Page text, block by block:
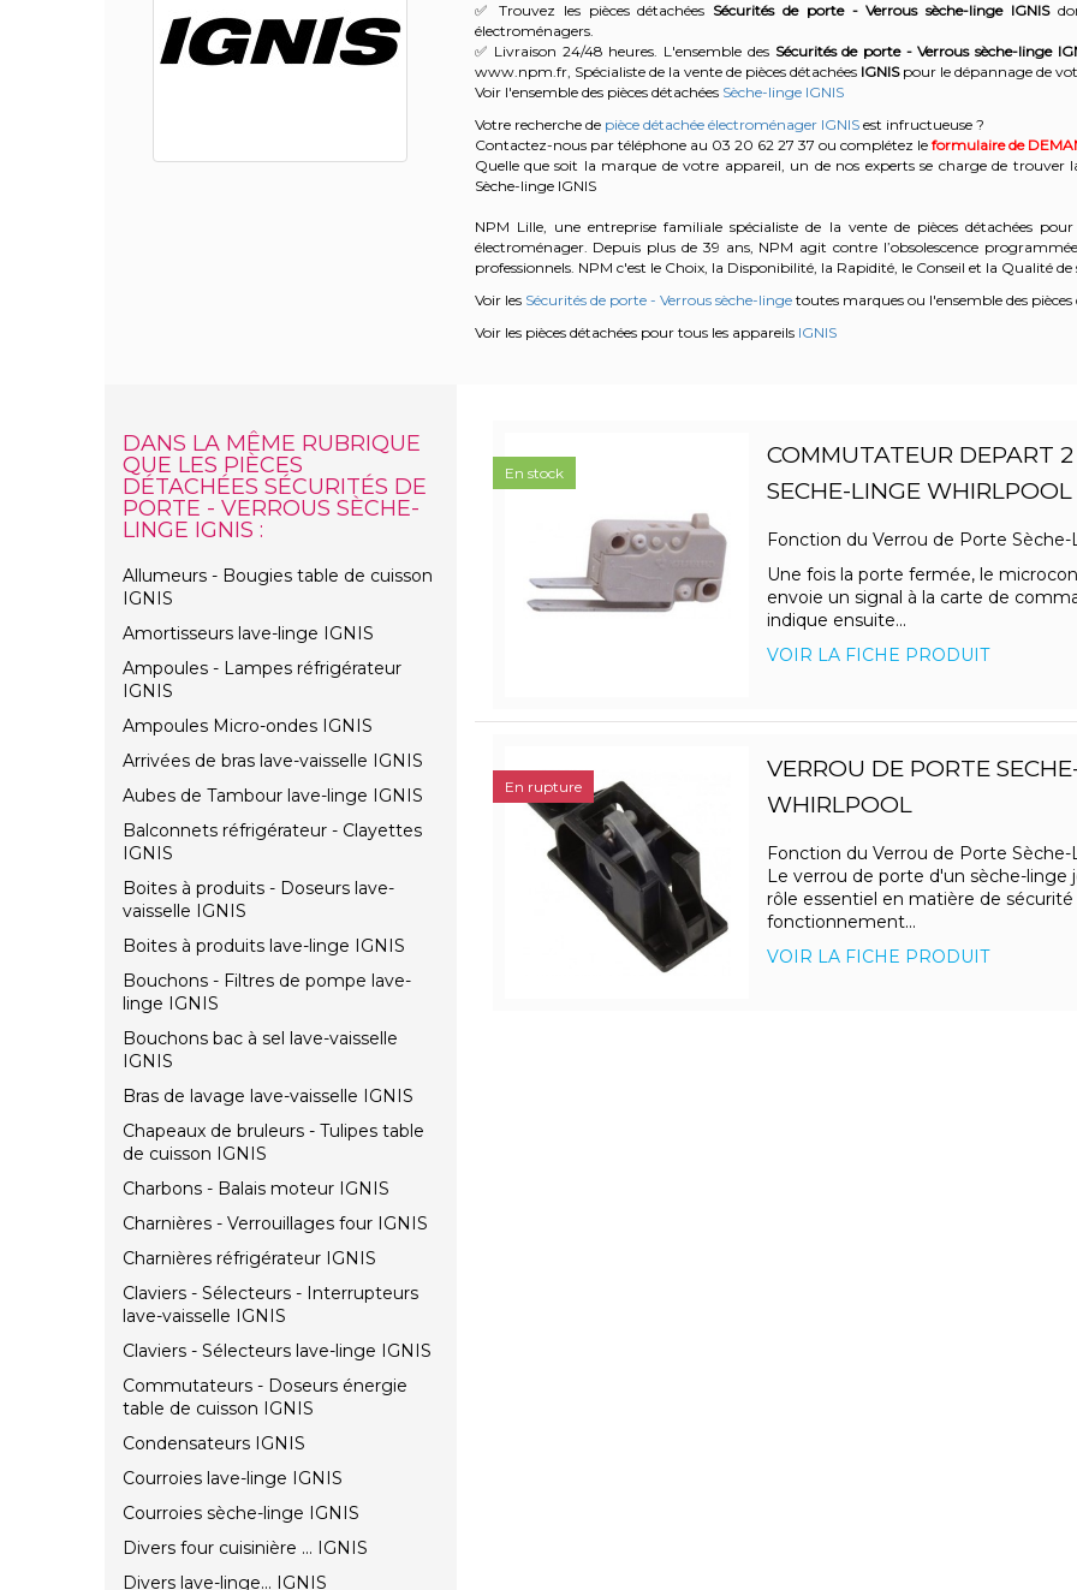
✅ Trouvez les pièces détachées Sécurités de porte - Verrous sèche-linge IGNIS
électroménagers.
✅ Livraison 24/48 heures. L'ensemble des Sécurités de porte - Verrous sèche-linge
www.npm.fr, Spécialiste de la vente de pièces détachées IGNISpour le dépannage de
Voir l'ensemble des pièces détachées Sèche-linge IGNIS
Votre recherche de pièce détachée électroménager IGNISest infructueuse ?
Contactez-nous par téléphone au 03 20 62 27 37 ou complétez le formulaire de
Quelle que soit la marque de votre appareil, un de nos experts se charge de
Sèche-linge IGNIS
NPM Lille, une entreprise familiale spécialiste de la vente de pièces détachées
électroménager. Depuis plus de 39 ans, NPM agit contre l’obsolescence
professionnels. NPM c'est le Choix, la Disponibilité, la Rapidité, le Conseil et la Qualité de
Voir les Sécurités de porte - Verrous sèche-lingetoutes marques ou l'ensemble des pièces
Voir les pièces détachées pour tous les appareils IGNIS
DANS LA MÊME RUBRIQUE
QUE LES PIÈCES
DÉTACHÉES SÉCURITÉS DE
PORTE - VERROUS SÈCHE-
LINGE IGNIS :
Allumeurs - Bougies table de cuisson
IGNIS
Amortisseurs lave-linge IGNIS
Ampoules - Lampes réfrigérateur
IGNIS
Ampoules Micro-ondes IGNIS
Arrivées de bras lave-vaisselle IGNIS
Aubes de Tambour lave-linge IGNIS
Balconnets réfrigérateur - Clayettes
IGNIS
Boites à produits - Doseurs lave-
vaisselle IGNIS
Boites à produits lave-linge IGNIS
Bouchons - Filtres de pompe lave-
linge IGNIS
Bouchons bac à sel lave-vaisselle
IGNIS
Bras de lavage lave-vaisselle IGNIS
Chapeaux de bruleurs - Tulipes table
de cuisson IGNIS
Charbons - Balais moteur IGNIS
Charnières - Verrouillages four IGNIS
Charnières réfrigérateur IGNIS
Claviers - Sélecteurs - Interrupteurs
lave-vaisselle IGNIS
Claviers - Sélecteurs lave-linge IGNIS
Commutateurs - Doseurs énergie
table de cuisson IGNIS
Condensateurs IGNIS
Courroies lave-linge IGNIS
Courroies sèche-linge IGNIS
Divers four cuisinière ... IGNIS
Divers lave-linge... IGNIS
COMMUTATEUR DEPART 2
SECHE-LINGE WHIRLPOOL
Fonction du Verrou de Porte Sèche-
Une fois la porte fermée, le
envoie un signal à la carte de
indique ensuite...
VOIR LA FICHE PRODUIT
En stock
VERROU DE PORTE
WHIRLPOOL
Fonction du Verrou de Porte Sèche-
Le verrou de porte d'un sèche-linge
rôle essentiel en matière de
fonctionnement...
VOIR LA FICHE PRODUIT
En rupture